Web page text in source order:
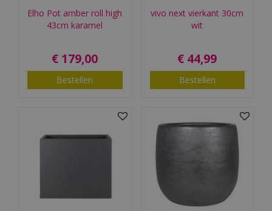
Elho Pot amber roll high
43cm karamel
€ 179,00
Bestellen
vivo next vierkant 30cm
wit
€ 44,99
Bestellen